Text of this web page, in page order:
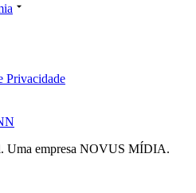
Privacidade
Uma empresa NOVUS MÍDIA.